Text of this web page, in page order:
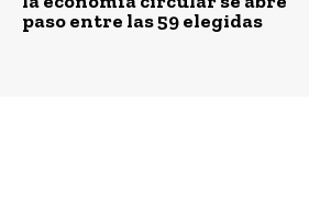
paso entre las 59 elegidas